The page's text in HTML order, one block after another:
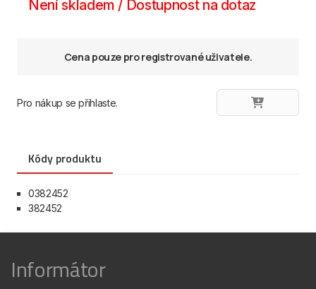
Není skladem / Dostupnost na dotaz
Cena pouze pro registrované uživatele.
Pro nákup se přihlaste.
Kódy produktu
0382452
382452
Informátor